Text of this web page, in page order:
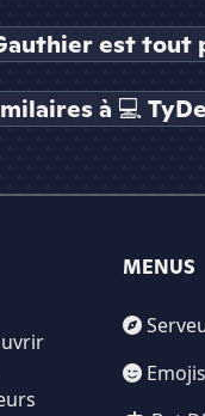
est tout
à 💻
MENUS
Emojis